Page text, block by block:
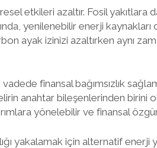
etkileri azaltır. Fosil yakıtlara
yenilenebilir enerji kaynakları
ayak izinizi azaltırken aynı
finansal bağımsızlık
anahtar bileşenlerinden birini
yönelebilir ve finansal
yakalamak için alternatif enerji